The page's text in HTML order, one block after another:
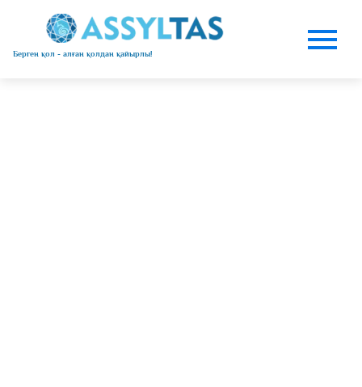
Берген қол - алған қолдан қайырлы!